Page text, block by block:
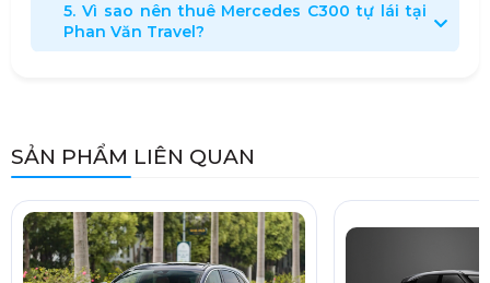
5. Vì sao nên thuê Mercedes C300 tự lái tại
Phan Văn Travel?
SẢN PHẨM LIÊN QUAN